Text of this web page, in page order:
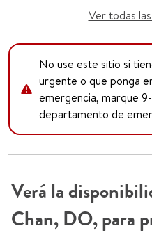
Ver todas
No use este sitio si
urgente o que ponga
emergencia, marque
departamento de
Verá la
Chan, DO, para